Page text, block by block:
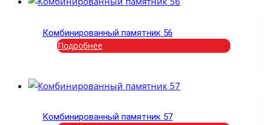
Комбинированный памятник 56
Подробнее
Комбинированный памятник 57